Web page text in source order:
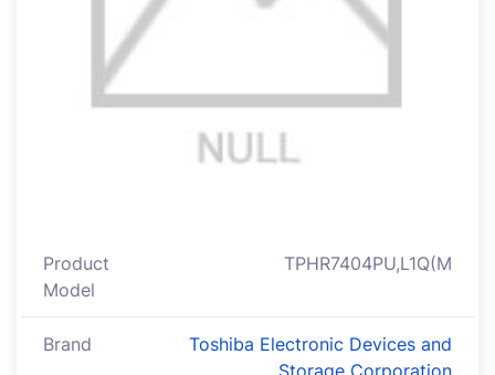
Product
Model
TPHR7404PU,L1Q(M
Brand
Toshiba Electronic Devices and
Storage Corporation